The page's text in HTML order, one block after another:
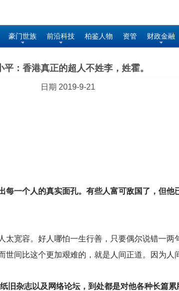
豪门世族 前沿科技 柏鉴人物 资管 财政金融
平：香港真正的超人不姓李，姓霍。
日期 2019-9-21
每一个人的真实面孔。有些人富可敌国了，但他
太宽容。好人哪怕一生行善，只要偶尔说错一两
间比这个更加艰难的，就是人间正道。因为人
旧杂志以及网络论坛，到处都是对他各种长篇